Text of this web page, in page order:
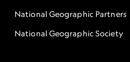
National Geographic Partners
National Geographic Society